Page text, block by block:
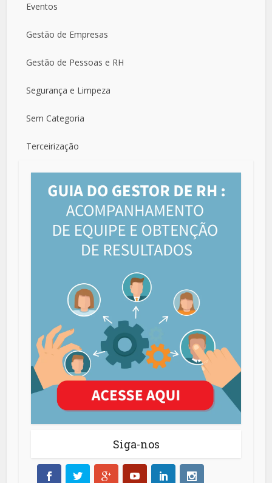
Eventos
Gestão de Empresas
Gestão de Pessoas e RH
Segurança e Limpeza
Sem Categoria
Terceirização
Siga-nos